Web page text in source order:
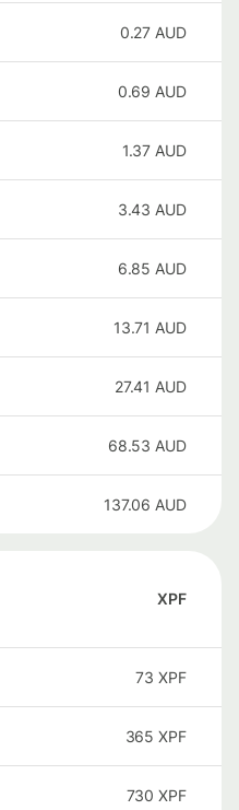
0.27 AUD
0.69 AUD
1.37 AUD
3.43 AUD
6.85 AUD
13.71 AUD
27.41 AUD
68.53 AUD
137.06 AUD
XPF
73 XPF
365 XPF
730 XPF